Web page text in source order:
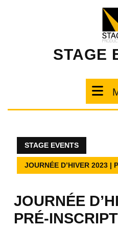
STAGE
STAGE EVENTS
JOURNÉE D’HIVER 2023 |
JOURNÉE
PRÉ-